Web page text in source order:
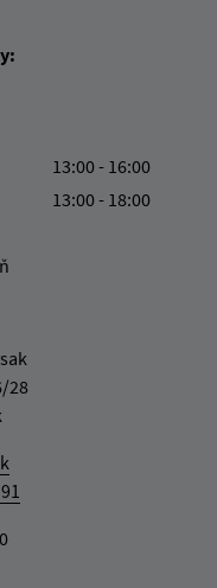
13:00 - 16:00
13:00 - 18:00
28